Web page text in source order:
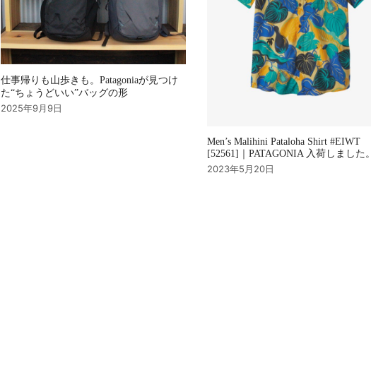
仕事帰りも山歩きも。Patagoniaが見つけ
た“ちょうどいい”バッグの形
2025年9月9日
Men’s Malihini Pataloha Shirt #EIWT
[52561]｜PATAGONIA 入荷しました。
2023年5月20日